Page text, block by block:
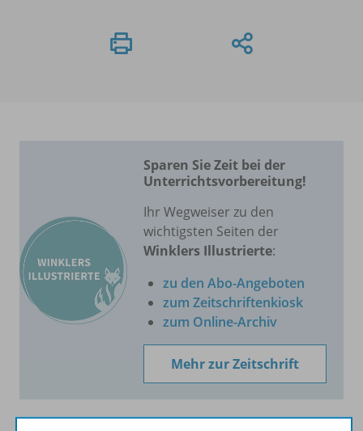
Sparen Sie Zeit bei der
Unterrichtsvorbereitung!
Ihr Wegweiser zu den
wichtigsten Seiten der
Winklers Illustrierte:
zu den Abo-Angeboten
zum Zeitschriftenkiosk
zum Online-Archiv
Mehr zur Zeitschrift